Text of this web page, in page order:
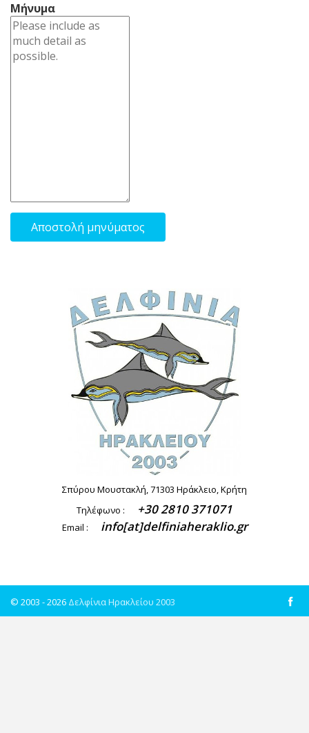
Μήνυμα
Αποστολή μηνύματος
Σπύρου Μουστακλή, 71303 Ηράκλειο, Κρήτη
Τηλέφωνο :
+30 2810 371071
Email : info[at]delfiniaheraklio.gr
© 2003 - 2026 Δελφίνια Ηρακλείου 2003